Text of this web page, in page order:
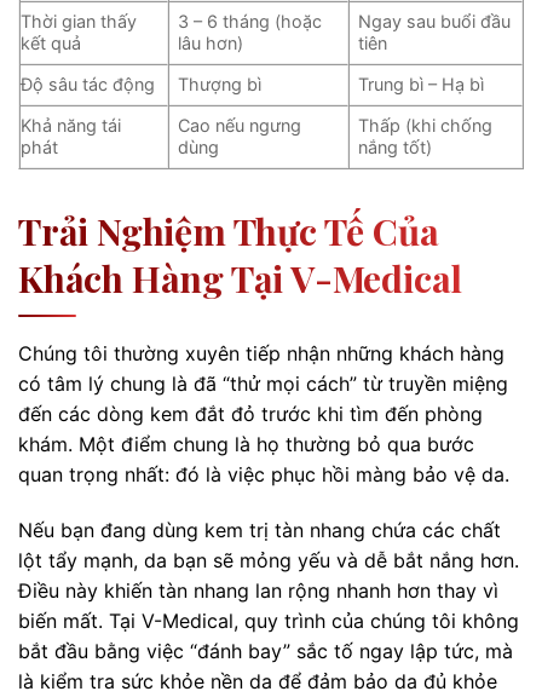
Thời gian thấy
kết quả
3 – 6 tháng (hoặc
lâu hơn)
Ngay sau buổi đầu
tiên
Độ sâu tác động
Thượng bì
Trung bì – Hạ bì
Khả năng tái
phát
Cao nếu ngưng
dùng
Thấp (khi chống
nắng tốt)
Trải Nghiệm Thực Tế Của
Khách Hàng Tại V-Medical
Chúng tôi thường xuyên tiếp nhận những khách hàng
có tâm lý chung là đã “thử mọi cách” từ truyền miệng
đến các dòng kem đắt đỏ trước khi tìm đến phòng
khám. Một điểm chung là họ thường bỏ qua bước
quan trọng nhất: đó là việc phục hồi màng bảo vệ da.
Nếu bạn đang dùng kem trị tàn nhang chứa các chất
lột tẩy mạnh, da bạn sẽ mỏng yếu và dễ bắt nắng hơn.
Điều này khiến tàn nhang lan rộng nhanh hơn thay vì
biến mất. Tại V-Medical, quy trình của chúng tôi không
bắt đầu bằng việc “đánh bay” sắc tố ngay lập tức, mà
là kiểm tra sức khỏe nền da để đảm bảo da đủ khỏe